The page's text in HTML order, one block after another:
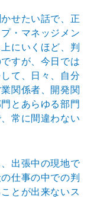
せたい話で、正
・マネッジメン
にいくほど、判
すが、今日では
て、日々、自分
関係者、開発関
とあらゆる部門
常に間違わない
出張中の現地で
仕事の中での判
とが出来ないス